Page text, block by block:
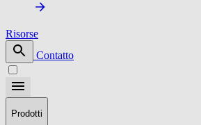
Risorse
Contatto
Prodotti